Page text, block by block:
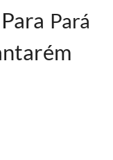
Para Pará